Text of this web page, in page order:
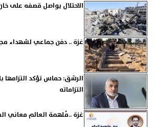
الاحتلال يواصل قصفه على
غزة .. دفن جماعي لشهداء
الرشق: حماس تؤكد التزامها
التزاماته
غزة ..مُلهمة العالم معاني